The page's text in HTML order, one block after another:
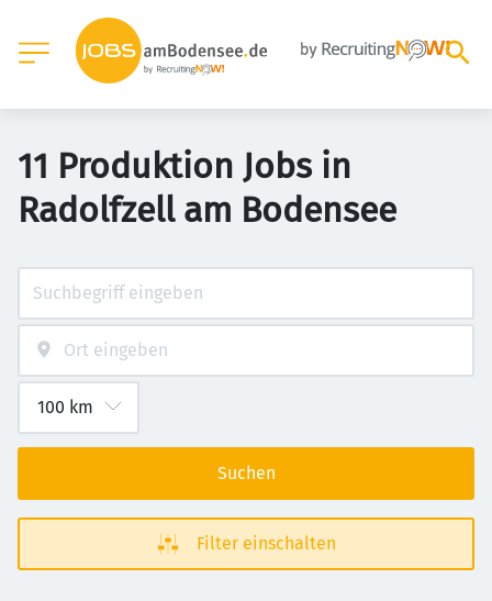
11 Produktion Jobs in
Radolfzell am Bodensee
Suchen
Filter einschalten